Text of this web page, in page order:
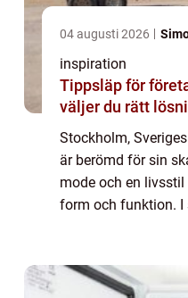
04 augusti 2026
inspiration
Tippsläp för
väljer du rätt
Stockholm,
är berömd för sin
mode och en
form och funktion. I